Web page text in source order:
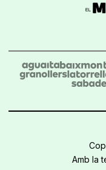
Amb la